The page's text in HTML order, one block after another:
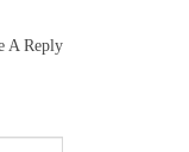
A Reply